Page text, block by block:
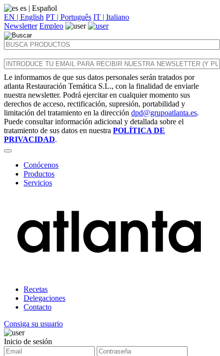
es | Español
EN | English PT | Português IT | Italiano
Newsletter Empleo
Le informamos de que sus datos personales serán tratados por
atlanta Restauración Temática S.L., con la finalidad de enviarle
nuestra newsletter. Podrá ejercitar en cualquier momento sus
derechos de acceso, rectificación, supresión, portabilidad y
limitación del tratamiento en la dirección dpd@grupoatlanta.es.
Puede consultar información adicional y detallada sobre el
tratamiento de sus datos en nuestra POLÍTICA DE
PRIVACIDAD.
Conócenos
Productos
Servicios
Recetas
Delegaciones
Contacto
Consiga su usuario
Inicio de sesión